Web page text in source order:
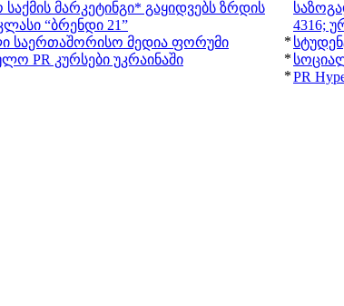
მარკეტინგი* გაყიდვებს ზრდის
“ბრენდი 21”
საერთაშორისო მედია ფორუმი
PR კურსები უკრაინაში
4316;
*
*
*PR